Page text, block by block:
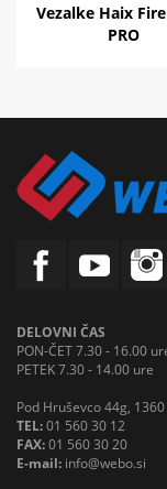
Vezalke Haix
PRO
DELOVNI ČAS
PON-ČET 7.30 - 16.00
PETEK 7.30 - 14.00 ure
Pod Hruševco 44g,
TEL:01 560 30 12
FAX:01 560 30 20
E-mail: info@webo.si